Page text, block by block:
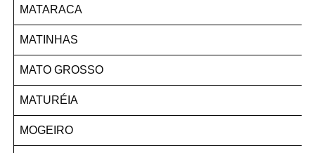
MATARACA
MATINHAS
MATO GROSSO
MATURÉIA
MOGEIRO